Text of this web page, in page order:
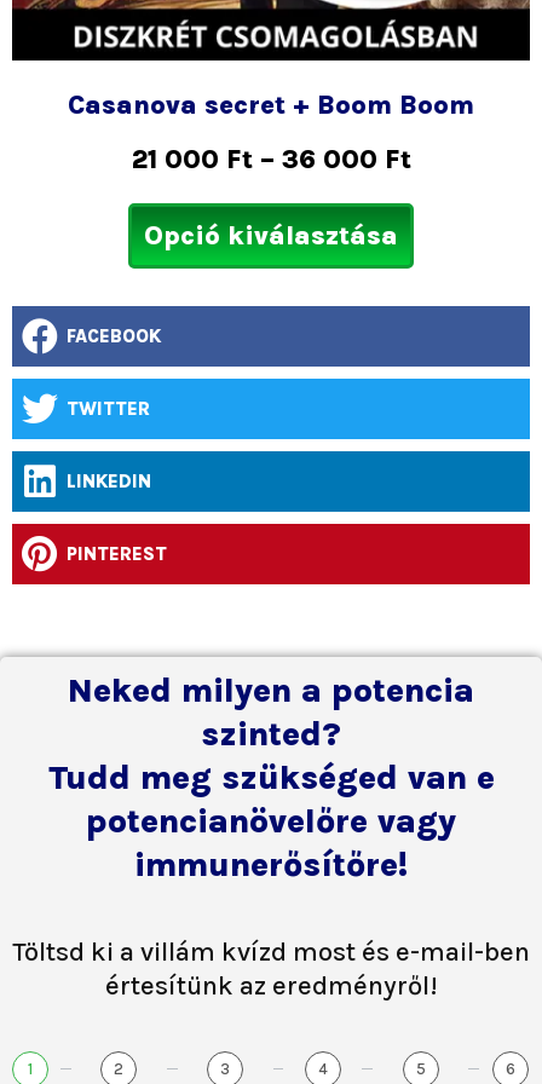
Casanova secret + Boom Boom
21 000 Ft – 36 000 Ft
Opció kiválasztása
FACEBOOK
TWITTER
LINKEDIN
PINTEREST
Neked milyen a potencia
szinted?
Tudd meg szükséged van e
potencianövelőre vagy
immunerősítőre!
Töltsd ki a villám kvízd most és e-mail-ben
értesítünk az eredményről!
1 2 3 4 5 6